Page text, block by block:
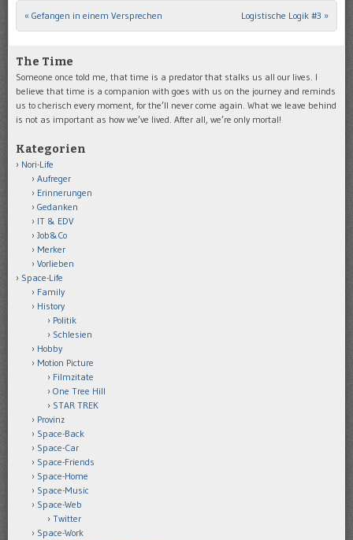
Post navigation
« Gefangen in einem Versprechen Logistische Logik #3 »
The Time
Someone once told me, that time is a predator that stalks us all our lives. I
believe that time is a companion with goes with us on the journey and reminds
us to cherisch every moment, for the’ll never come again. What we leave behind
is not as important as how we’ve lived. After all, we’re only mortal!
Kategorien
Nori-Life
Aufreger
Erinnerungen
Gedanken
IT & EDV
Job&Co
Merker
Vorlieben
Space-Life
Family
History
Politik
Schlesien
Hobby
Motion Picture
Filmzitate
One Tree Hill
STAR TREK
Provinz
Space-Back
Space-Car
Space-Friends
Space-Home
Space-Music
Space-Web
Twitter
Space-Work